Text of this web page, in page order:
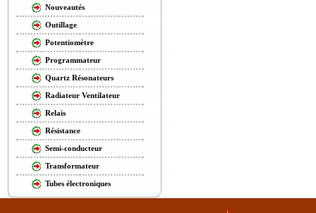
Nouveautés
Outillage
Potentiomètre
Programmateur
Quartz Résonateurs
Radiateur Ventilateur
Relais
Résistance
Semi-conducteur
Transformateur
Tubes électroniques